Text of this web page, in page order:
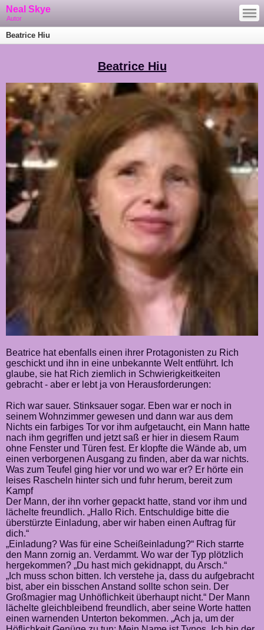
Neal Skye
Autor
—
—
—
Beatrice Hiu
Beatrice Hiu
Beatrice hat ebenfalls einen ihrer Protagonisten zu Rich
geschickt und ihn in eine unbekannte Welt entführt. Ich
glaube, sie hat Rich ziemlich in Schwierigkeitkeiten
gebracht - aber er lebt ja von Herausforderungen:
Rich war sauer. Stinksauer sogar. Eben war er noch in
seinem Wohnzimmer gewesen und dann war aus dem
Nichts ein farbiges Tor vor ihm aufgetaucht, ein Mann hatte
nach ihm gegriffen und jetzt saß er hier in diesem Raum
ohne Fenster und Türen fest. Er klopfte die Wände ab, um
einen verborgenen Ausgang zu finden, aber da war nichts.
Was zum Teufel ging hier vor und wo war er? Er hörte ein
leises Rascheln hinter sich und fuhr herum, bereit zum
Kampf
Der Mann, der ihn vorher gepackt hatte, stand vor ihm und
lächelte freundlich. „Hallo Rich. Entschuldige bitte die
überstürzte Einladung, aber wir haben einen Auftrag für
dich.“
„Einladung? Was für eine Scheißeinladung?“ Rich starrte
den Mann zornig an. Verdammt. Wo war der Typ plötzlich
hergekommen? „Du hast mich gekidnappt, du Arsch.“
„Ich muss schon bitten. Ich verstehe ja, dass du aufgebracht
bist, aber ein bisschen Anstand sollte schon sein. Der
Großmagier mag Unhöflichkeit überhaupt nicht.“ Der Mann
lächelte gleichbleibend freundlich, aber seine Worte hatten
einen warnenden Unterton bekommen. „Ach ja, um der